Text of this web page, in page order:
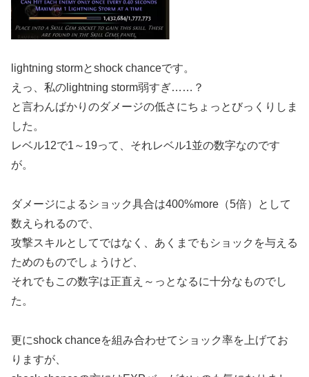
lightning stormとshock chanceです。
えっ、私のlightning storm弱すぎ……？
と言わんばかりのダメージの低さにちょっとびっくりしま
した。
レベル12で1～19って、それレベル1並の数字なのです
が。
ダメージによるショック具合は400%more（5倍）として
数えられるので、
攻撃スキルとしてではなく、あくまでもショックを与える
ためのものでしょうけど、
それでもこの数字は正直え～っとなるに十分なものでし
た。
更にshock chanceを組み合わせてショック率を上げてお
りますが、